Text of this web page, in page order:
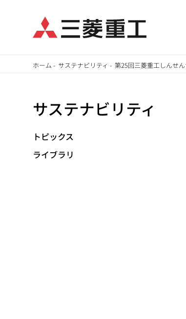
イ
ホーム - サステナビリティ -第25回三菱重工しんせ
サステナビリティ
トピックス
ライブラリ